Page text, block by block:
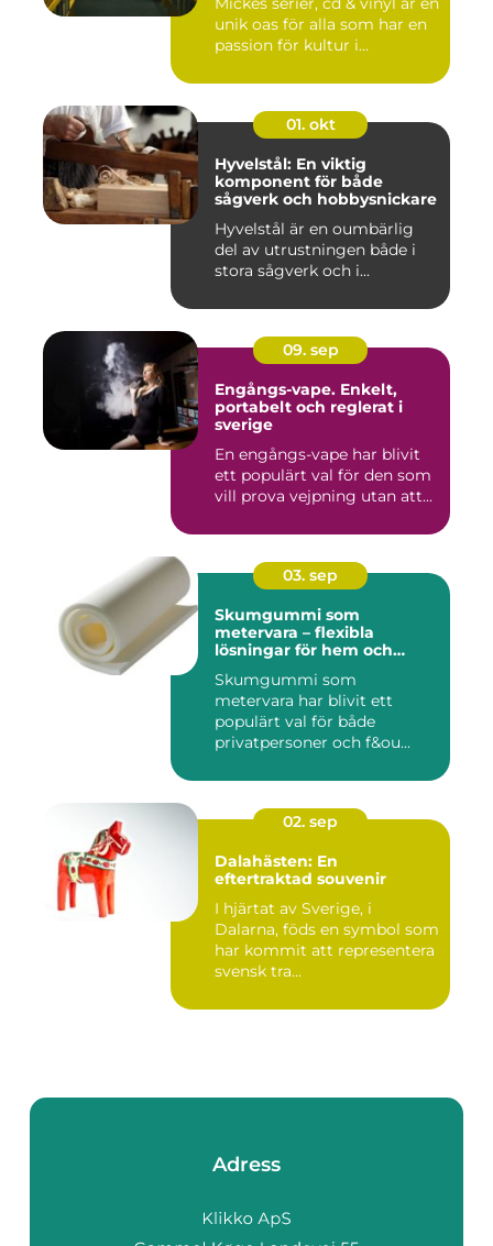
unik oas för alla som har en
passion för kultur i...
01. okt
Hyvelstål: En viktig
komponent för både
sågverk och hobbysnickare
Hyvelstål är en oumbärlig
del av utrustningen både i
stora sågverk och i...
09. sep
Engångs-vape. Enkelt,
portabelt och reglerat i
sverige
En engångs-vape har blivit
ett populärt val för den som
vill prova vejpning utan att...
03. sep
Skumgummi som
metervara – flexibla
lösningar för hem och
Skumgummi som
metervara har blivit ett
populärt val för både
privatpersoner och f&ou...
02. sep
Dalahästen: En
eftertraktad souvenir
I hjärtat av Sverige, i
Dalarna, föds en symbol som
har kommit att representera
svensk tra...
Adress